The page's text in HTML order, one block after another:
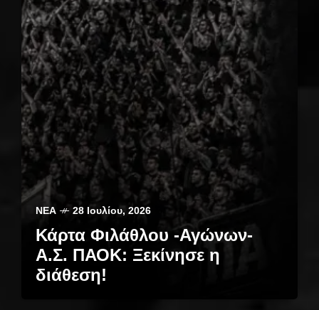
ΝΈΑ 28 Ιουλίου, 2026
Κάρτα Φιλάθλου -Αγώνων-
Α.Σ. ΠΑΟΚ: Ξεκίνησε η
διάθεση!